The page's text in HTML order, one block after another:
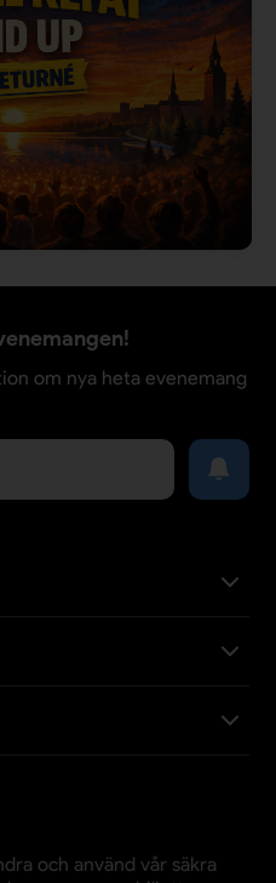
om nya heta evenemang
och använd vår säkra